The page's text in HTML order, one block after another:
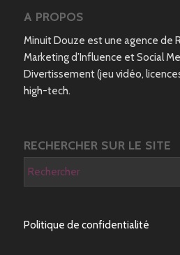
A PROPOS
Minuit Douze est une agence de
Marketing d’Influence et Social
Divertissement (jeu vidéo,
high-tech.
RECHERCHER SUR LE SITE
Politique de confidentialité